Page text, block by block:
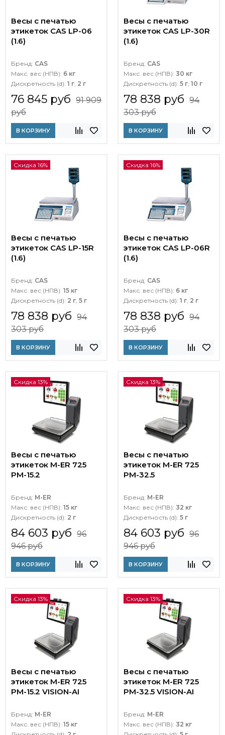
Весы с печатью
этикеток CAS LP-06
(1.6)
Бренд: CAS
Макс. вес (НПВ): 6 кг
Дискретность (d): 1 г, 2 г
76 845 руб 91 909
руб
В КОРЗИНУ
Весы с печатью
этикеток CAS LP-30R
(1.6)
Бренд: CAS
Макс. вес (НПВ): 30 кг
Дискретность (d): 5 г, 10 г
78 838 руб 94
303 руб
В КОРЗИНУ
Скидка 16%
Весы с печатью
этикеток CAS LP-15R
(1.6)
Бренд: CAS
Макс. вес (НПВ): 15 кг
Дискретность (d): 2 г, 5 г
78 838 руб 94
303 руб
В КОРЗИНУ
Скидка 16%
Весы с печатью
этикеток CAS LP-06R
(1.6)
Бренд: CAS
Макс. вес (НПВ): 6 кг
Дискретность (d): 1 г, 2 г
78 838 руб 94
303 руб
В КОРЗИНУ
Скидка 13%
Весы с печатью
этикеток M-ER 725
PM-15.2
Бренд: M-ER
Макс. вес (НПВ): 15 кг
Дискретность (d): 2 г
84 603 руб 96
946 руб
В КОРЗИНУ
Скидка 13%
Весы с печатью
этикеток M-ER 725
PM-32.5
Бренд: M-ER
Макс. вес (НПВ): 32 кг
Дискретность (d): 5 г
84 603 руб 96
946 руб
В КОРЗИНУ
Скидка 13%
Весы с печатью
этикеток M-ER 725
PM-15.2 VISION-AI
Бренд: M-ER
Макс. вес (НПВ): 15 кг
Скидка 13%
Весы с печатью
этикеток M-ER 725
PM-32.5 VISION-AI
Бренд: M-ER
Макс. вес (НПВ): 32 кг